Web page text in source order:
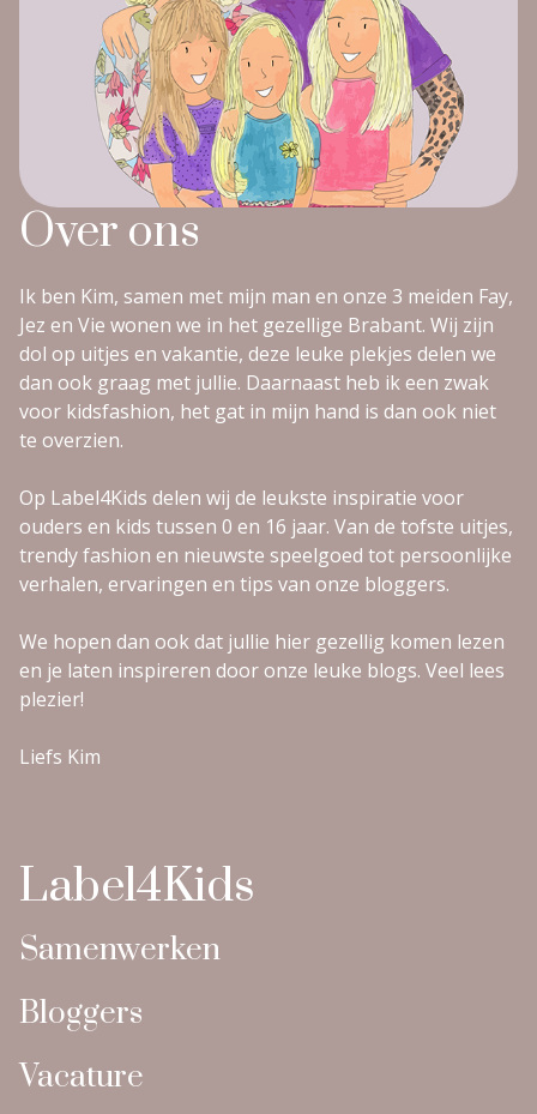
Over ons
Ik ben Kim, samen met mijn man en onze 3 meiden Fay,
Jez en Vie wonen we in het gezellige Brabant. Wij zijn
dol op uitjes en vakantie, deze leuke plekjes delen we
dan ook graag met jullie. Daarnaast heb ik een zwak
voor kidsfashion, het gat in mijn hand is dan ook niet
te overzien.
Op Label4Kids delen wij de leukste inspiratie voor
ouders en kids tussen 0 en 16 jaar. Van de tofste uitjes,
trendy fashion en nieuwste speelgoed tot persoonlijke
verhalen, ervaringen en tips van onze bloggers.
We hopen dan ook dat jullie hier gezellig komen lezen
en je laten inspireren door onze leuke blogs. Veel lees
plezier!
Liefs Kim
Label4Kids
Samenwerken
Bloggers
Vacature